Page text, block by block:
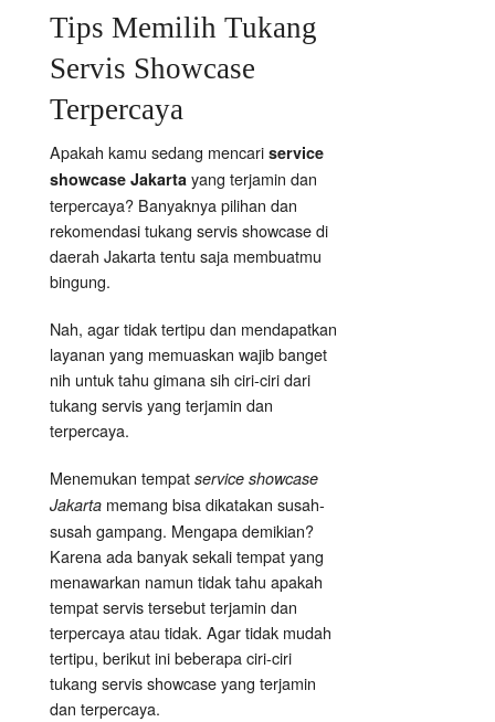
Tips Memilih Tukang
Servis Showcase
Terpercaya
Apakah kamu sedang mencari service
showcase Jakarta yang terjamin dan
terpercaya? Banyaknya pilihan dan
rekomendasi tukang servis showcase di
daerah Jakarta tentu saja membuatmu
bingung.
Nah, agar tidak tertipu dan mendapatkan
layanan yang memuaskan wajib banget
nih untuk tahu gimana sih ciri-ciri dari
tukang servis yang terjamin dan
terpercaya.
Menemukan tempat service showcase
Jakarta memang bisa dikatakan susah-
susah gampang. Mengapa demikian?
Karena ada banyak sekali tempat yang
menawarkan namun tidak tahu apakah
tempat servis tersebut terjamin dan
terpercaya atau tidak. Agar tidak mudah
tertipu, berikut ini beberapa ciri-ciri
tukang servis showcase yang terjamin
dan terpercaya.